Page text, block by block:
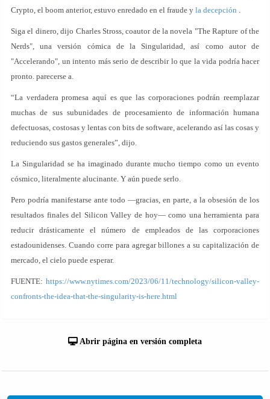
Crypto, el boom anterior, estuvo enredado en el fraude y la decepción .
Siga el dinero, dijo Charles Stross, coautor de la novela "The Rapture of the
Nerds", una versión cómica de la Singularidad, así como autor de
"Accelerando", un intento más serio de describir lo que la vida podría hacer
pronto. parecerse a.
“La verdadera promesa aquí es que las corporaciones podrán reemplazar
muchas de sus subunidades de procesamiento de información humana
defectuosas, costosas y lentas con bits de software, acelerando así las cosas y
reduciendo sus gastos generales”, dijo.
La Singularidad se ha imaginado durante mucho tiempo como un evento
cósmico, literalmente alucinante. Y aún puede serlo.
Pero podría manifestarse ante todo —gracias, en parte, a la obsesión de los
resultados finales del Silicon Valley de hoy— como una herramienta para
reducir drásticamente el número de empleados de las corporaciones
estadounidenses. Cuando corre para agregar billones a su capitalización de
mercado, el cielo puede esperar.
FUENTE: https://www.nytimes.com/2023/06/11/technology/silicon-valley-
confronts-the-idea-that-the-singularity-is-here.html
Abrir página en versión completa